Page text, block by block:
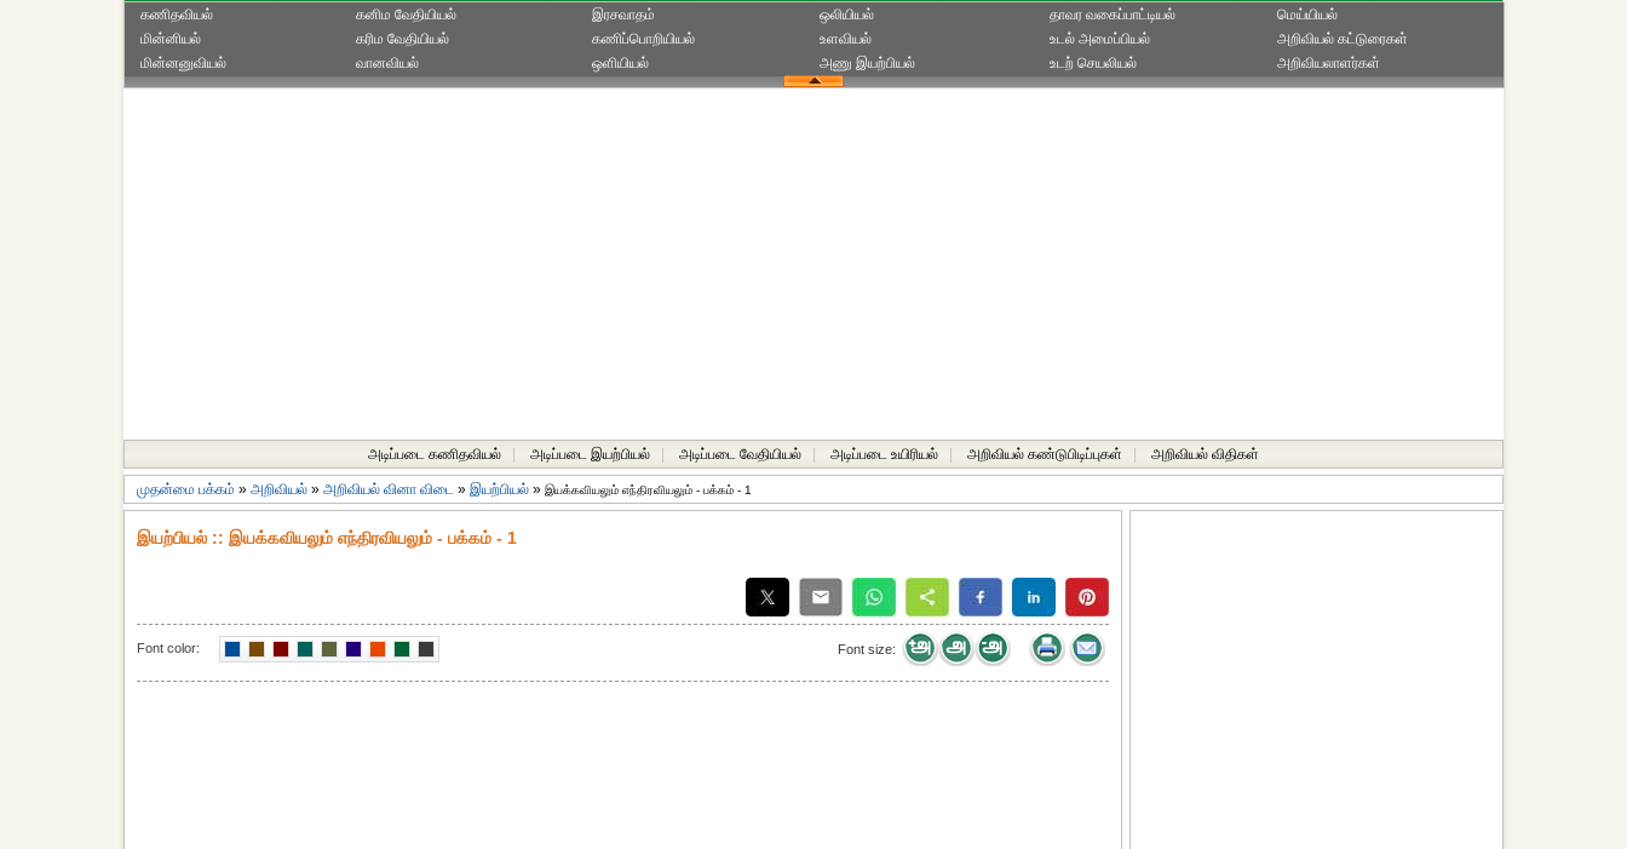
கணிதவியல்
மின்னியல்
மின்னனுவியல்
கனிம வேதியியல்
கரிம வேதியியல்‎
வானவியல்
இரசவாதம்
கணிப்பொறியியல்
ஒளியியல்
ஒலியியல்
உளவியல்‎
அணு இயற்பியல்‎
தாவர வகைப்பாட்டியல்
உடல் அமைப்பியல்
உடற் செயலியல்
மெய்யியல்
அறிவியல் கட்டுரைகள்‎
அறிவியலாளர்கள்
அடிப்படை கணிதவியல் அடிப்படை இயற்பியல் அடிப்படை வேதியியல் அடிப்படை உயிரியல் அறிவியல் கண்டுபிடிப்புகள் அறிவியல் விதிகள்
முதன்மை பக்கம் » அறிவியல் » அறிவியல் வினா விடை » இயற்பியல் » இயக்கவியலும் எந்திரவியலும் - பக்கம் - 1
இயற்பியல் :: இயக்கவியலும் எந்திரவியலும் - பக்கம் - 1
Font color: Font size: